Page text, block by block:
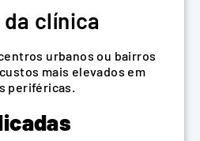
clínica
urbanos ou bairros
mais elevados em
periféricas.